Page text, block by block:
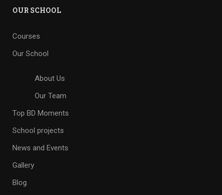
OUR SCHOOL
Courses
Our School
About Us
Our Team
Top BD Moments
School projects
News and Events
Gallery
Blog